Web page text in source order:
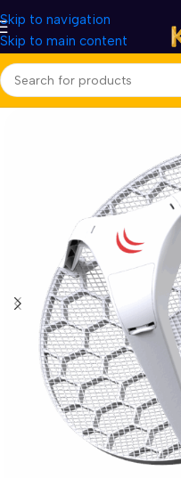
Skip to navigation
Skip to main content